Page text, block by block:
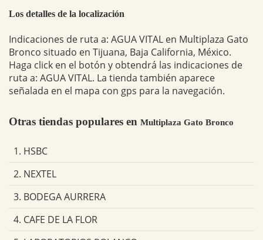
Los detalles de la localización
Indicaciones de ruta a: AGUA VITAL en Multiplaza Gato
Bronco situado en Tijuana, Baja California, México.
Haga click en el botón y obtendrá las indicaciones de
ruta a: AGUA VITAL. La tienda también aparece
señalada en el mapa con gps para la navegación.
Otras tiendas populares en Multiplaza Gato Bronco
1. HSBC
2. NEXTEL
3. BODEGA AURRERA
4. CAFE DE LA FLOR